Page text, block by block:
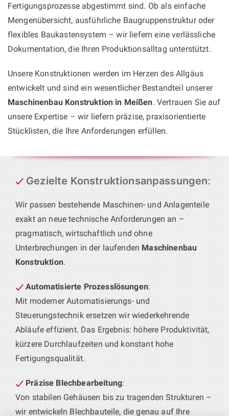
Fertigungsprozesse abgestimmt sind. Ob als einfache
Mengenübersicht, ausführliche Baugruppenstruktur oder
flexibles Baukastensystem – wir liefern eine verlässliche
Dokumentation, die Ihren Produktionsalltag unterstützt.
Unsere Konstruktionen werden im Herzen des Allgäus
entwickelt und sind ein wesentlicher Bestandteil unserer
Maschinenbau Konstruktion in Meißen. Vertrauen Sie auf
unsere Expertise – wir liefern präzise, praxisorientierte
Stücklisten, die Ihre Anforderungen erfüllen.
Gezielte Konstruktionsanpassungen:
Wir passen bestehende Maschinen- und Anlagenteile
exakt an neue technische Anforderungen an –
pragmatisch, wirtschaftlich und ohne
Unterbrechungen in der laufenden Maschinenbau
Konstruktion.
Automatisierte Prozesslösungen:
Mit moderner Automatisierungs- und
Steuerungstechnik ersetzen wir wiederkehrende
Abläufe effizient. Das Ergebnis: höhere Produktivität,
kürzere Durchlaufzeiten und konstant hohe
Fertigungsqualität.
Präzise Blechbearbeitung:
Von stabilen Gehäusen bis zu tragenden Strukturen –
wir entwickeln Blechbauteile, die genau auf Ihre